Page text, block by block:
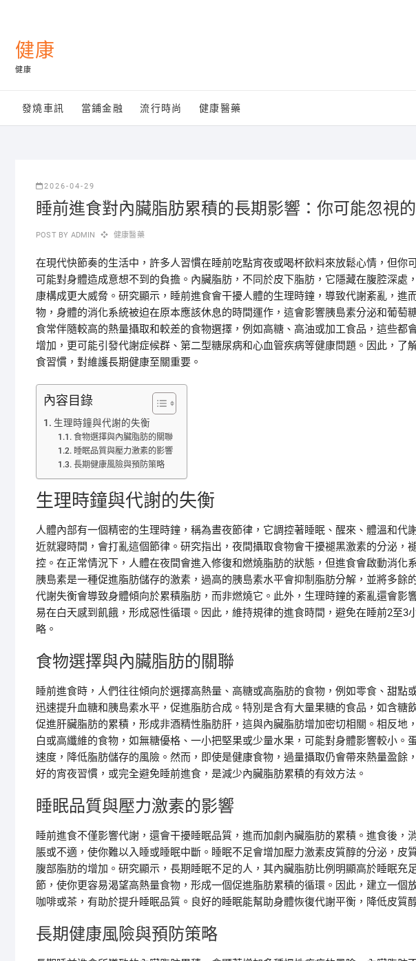
content健康
健康
發燒車訊 當鋪金融 流行時尚 健康醫藥
2026-04-29
睡前進食對內臟脂肪累積的長期影響：你可能忽視
POST BY ADMIN 健康醫藥
在現代快節奏的生活中，許多人習慣在睡前吃點宵夜或喝杯飲料來放鬆心情，但你
可能對身體造成意想不到的負擔。內臟脂肪，不同於皮下脂肪，它隱藏在腹腔深處
康構成更大威脅。研究顯示，睡前進食會干擾人體的生理時鐘，導致代謝紊亂，進
物，身體的消化系統被迫在原本應該休息的時間運作，這會影響胰島素分泌和葡萄
食常伴隨較高的熱量攝取和較差的食物選擇，例如高糖、高油或加工食品，這些都
增加，更可能引發代謝症候群、第二型糖尿病和心血管疾病等健康問題。因此，了
食習慣，對維護長期健康至關重要。
內容目錄
生理時鐘與代謝的失衡
食物選擇與內臟脂肪的關聯
睡眠品質與壓力激素的影響
長期健康風險與預防策略
生理時鐘與代謝的失衡
人體內部有一個精密的生理時鐘，稱為晝夜節律，它調控著睡眠、醒來、體溫和代
近就寢時間，會打亂這個節律。研究指出，夜間攝取食物會干擾褪黑激素的分泌，
控。在正常情況下，人體在夜間會進入修復和燃燒脂肪的狀態，但進食會啟動消化
胰島素是一種促進脂肪儲存的激素，過高的胰島素水平會抑制脂肪分解，並將多餘
代謝失衡會導致身體傾向於累積脂肪，而非燃燒它。此外，生理時鐘的紊亂還會影
易在白天感到飢餓，形成惡性循環。因此，維持規律的進食時間，避免在睡前2至3
略。
食物選擇與內臟脂肪的關聯
睡前進食時，人們往往傾向於選擇高熱量、高糖或高脂肪的食物，例如零食、甜點
迅速提升血糖和胰島素水平，促進脂肪合成。特別是含有大量果糖的食品，如含糖
促進肝臟脂肪的累積，形成非酒精性脂肪肝，這與內臟脂肪增加密切相關。相反地
白或高纖維的食物，如無糖優格、一小把堅果或少量水果，可能對身體影響較小。
速度，降低脂肪儲存的風險。然而，即使是健康食物，過量攝取仍會帶來熱量盈餘
好的宵夜習慣，或完全避免睡前進食，是減少內臟脂肪累積的有效方法。
睡眠品質與壓力激素的影響
睡前進食不僅影響代謝，還會干擾睡眠品質，進而加劇內臟脂肪的累積。進食後，
脹或不適，使你難以入睡或睡眠中斷。睡眠不足會增加壓力激素皮質醇的分泌，皮
腹部脂肪的增加。研究顯示，長期睡眠不足的人，其內臟脂肪比例明顯高於睡眠充
節，使你更容易渴望高熱量食物，形成一個促進脂肪累積的循環。因此，建立一個
咖啡或茶，有助於提升睡眠品質。良好的睡眠能幫助身體恢復代謝平衡，降低皮質
長期健康風險與預防策略